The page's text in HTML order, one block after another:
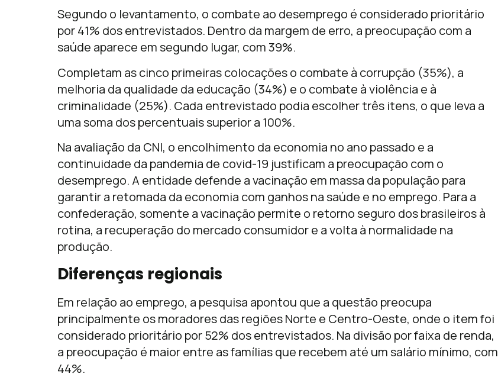
Segundo o levantamento, o combate ao desemprego é considerado prioritário
por 41% dos entrevistados. Dentro da margem de erro, a preocupação com a
saúde aparece em segundo lugar, com 39%.
Completam as cinco primeiras colocações o combate à corrupção (35%), a
melhoria da qualidade da educação (34%) e o combate à violência e à
criminalidade (25%). Cada entrevistado podia escolher três itens, o que leva a
uma soma dos percentuais superior a 100%.
Na avaliação da CNI, o encolhimento da economia no ano passado e a
continuidade da pandemia de covid-19 justificam a preocupação com o
desemprego. A entidade defende a vacinação em massa da população para
garantir a retomada da economia com ganhos na saúde e no emprego. Para a
confederação, somente a vacinação permite o retorno seguro dos brasileiros à
rotina, a recuperação do mercado consumidor e a volta à normalidade na
produção.
Diferenças regionais
Em relação ao emprego, a pesquisa apontou que a questão preocupa
principalmente os moradores das regiões Norte e Centro-Oeste, onde o item foi
considerado prioritário por 52% dos entrevistados. Na divisão por faixa de renda,
a preocupação é maior entre as famílias que recebem até um salário mínimo, com
44%.